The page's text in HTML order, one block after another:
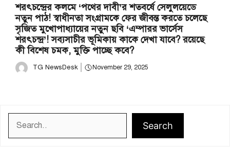
শরৎচন্দ্রের কলমে ‘পথের দাবী’র শতবর্ষে সেলুলয়েডে
নতুন পাঠ! স্বাধীনতা সংগ্রামকে ফের জীবন্ত করতে চলেছে
সৃজিত মুখোপাধ্যায়ের নতুন ছবি ‘এম্পারর ভার্সেস
শরৎচন্দ্র’! সব্যসাচীর ভূমিকায় কাকে দেখা যাবে? রয়েছে
কী বিশেষ চমক, মুক্তি পাচ্ছে কবে?
TG NewsDesk November 29, 2025
Search